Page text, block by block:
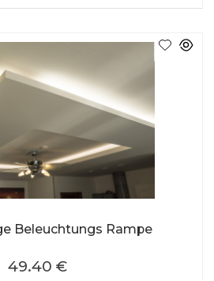
Beleuchtungs Rampe
49.40 €